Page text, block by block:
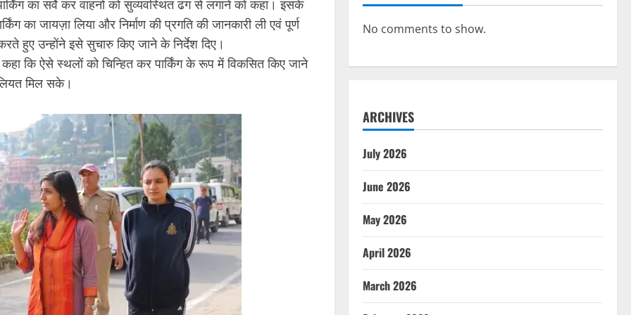
का सर्वे कर वाहनों को सुव्यवस्थित ढंग से लगाने को कहा। इसके
का जायज़ा लिया और निर्माण की प्रगति की जानकारी ली एवं पूर्ण
हुए उन्होंने इसे सुचारु किए जाने के निर्देश दिए।
कि ऐसे स्थलों को चिन्हित कर पार्किंग के रूप में विकसित किए जाने
मिल सके।
No comments to show.
ARCHIVES
July 2026
June 2026
May 2026
April 2026
March 2026